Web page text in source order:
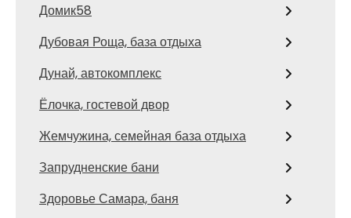
Домик58
Дубовая Роща, база отдыха
Дунай, автокомплекс
Ёлочка, гостевой двор
Жемчужина, семейная база отдыха
Запрудненские бани
Здоровье Самара, баня